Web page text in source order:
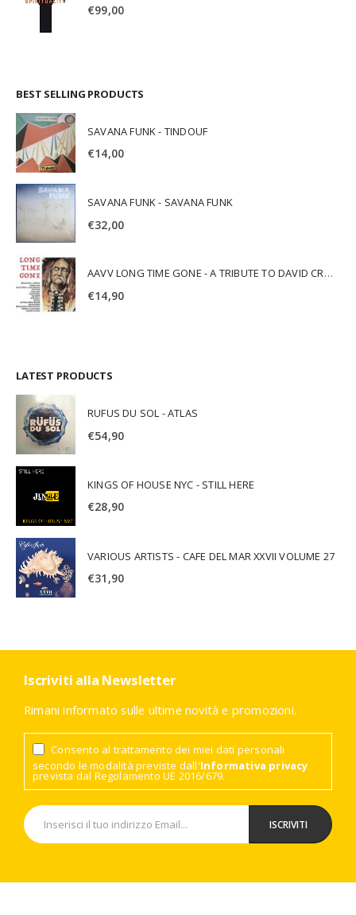
€99,00
BEST SELLING PRODUCTS
SAVANA FUNK - TINDOUF
€14,00
SAVANA FUNK - SAVANA FUNK
€32,00
AAVV LONG TIME GONE - A TRIBUTE TO DAVID CROSBY
€14,90
LATEST PRODUCTS
RUFUS DU SOL - ATLAS
€54,90
KINGS OF HOUSE NYC - STILL HERE
€28,90
VARIOUS ARTISTS - CAFE DEL MAR XXVII VOLUME 27
€31,90
Iscriviti alla Newsletter
Rimani informato sulle ultime novità e promozioni.
Consento al trattamento dei miei dati personali
secondo le modalità previste dall'Informativa privacy
prevista dal Regolamento UE 2016/679.